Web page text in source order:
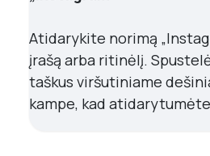
Atidarykite norimą
įrašą arba ritinėlį.
taškus viršutiniame
kampe, kad